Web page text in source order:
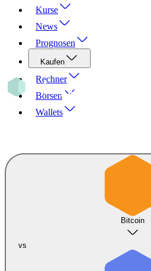
Kurse
News
Prognosen
Kaufen
Rechner
Börsen
Wallets
Bitcoin
vs